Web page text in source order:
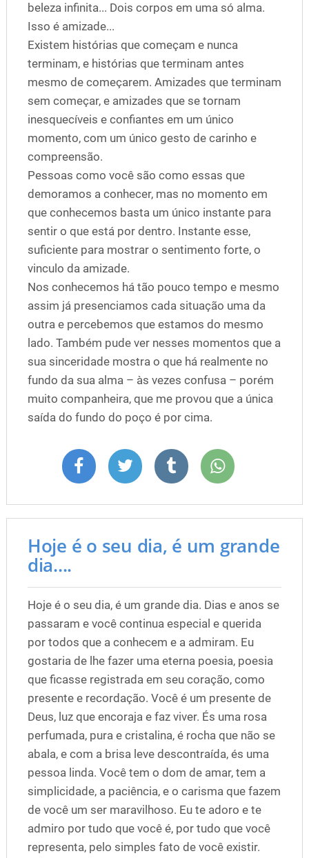
beleza infinita... Dois corpos em uma só alma.
Isso é amizade...
Existem histórias que começam e nunca
terminam, e histórias que terminam antes
mesmo de começarem. Amizades que terminam
sem começar, e amizades que se tornam
inesquecíveis e confiantes em um único
momento, com um único gesto de carinho e
compreensão.
Pessoas como você são como essas que
demoramos a conhecer, mas no momento em
que conhecemos basta um único instante para
sentir o que está por dentro. Instante esse,
suficiente para mostrar o sentimento forte, o
vinculo da amizade.
Nos conhecemos há tão pouco tempo e mesmo
assim já presenciamos cada situação uma da
outra e percebemos que estamos do mesmo
lado. Também pude ver nesses momentos que a
sua sinceridade mostra o que há realmente no
fundo da sua alma – às vezes confusa – porém
muito companheira, que me provou que a única
saída do fundo do poço é por cima.
Hoje é o seu dia, é um grande
dia....
Hoje é o seu dia, é um grande dia. Dias e anos se
passaram e você continua especial e querida
por todos que a conhecem e a admiram. Eu
gostaria de lhe fazer uma eterna poesia, poesia
que ficasse registrada em seu coração, como
presente e recordação. Você é um presente de
Deus, luz que encoraja e faz viver. És uma rosa
perfumada, pura e cristalina, é rocha que não se
abala, e com a brisa leve descontraída, és uma
pessoa linda. Você tem o dom de amar, tem a
simplicidade, a paciência, e o carisma que fazem
de você um ser maravilhoso. Eu te adoro e te
admiro por tudo que você é, por tudo que você
representa, pelo simples fato de você existir.